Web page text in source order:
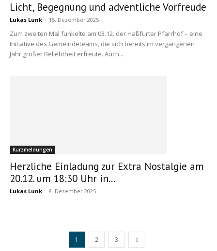
Licht, Begegnung und adventliche Vorfreude
Lukas Lunk - 15. Dezember 2025
Zum zweiten Mal funkelte am 03.12. der Haßfurter Pfarrhof – eine
Initiative des Gemeindeteams, die sich bereits im vergangenen
Jahr großer Beliebtheit erfreute. Auch...
Kurzmeldungen
Herzliche Einladung zur Extra Nostalgie am
20.12. um 18:30 Uhr in...
Lukas Lunk - 8. Dezember 2025
1 2 3